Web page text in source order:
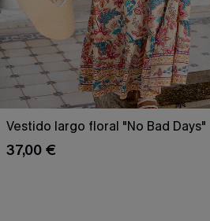
Vestido largo floral "No Bad Days"
37,00 €